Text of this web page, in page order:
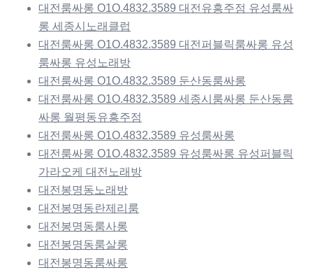
대전룸싸롱 O1O.4832.3589 대전유흥주점 유성룸싸
롱 세종시노래클럽
대전룸싸롱 O1O.4832.3589 대전퍼블릭룸싸롱 유성
룸싸롱 유성노래방
대전룸싸롱 O1O.4832.3589 둔산동룸싸롱
대전룸싸롱 O1O.4832.3589 세종시룸싸롱 둔산동룸
싸롱 월평동유흥주점
대전룸싸롱 O1O.4832.3589 유성룸싸롱
대전룸싸롱 O1O.4832.3589 유성룸싸롱 유성퍼블릭
가라오케 대전노래방
대전봉명동노래방
대전봉명동란제리룸
대전봉명동룸사롱
대전봉명동룸살롱
대전봉명동룸싸롱